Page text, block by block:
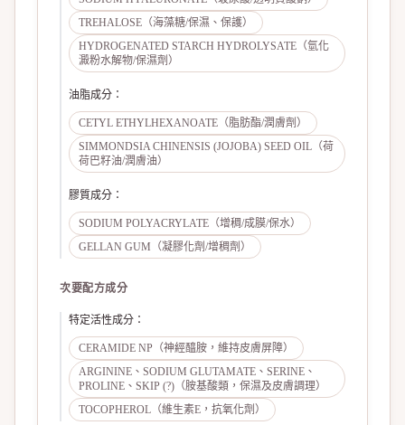
TREHALOSE（海藻糖/保濕、保護）
HYDROGENATED STARCH HYDROLYSATE（氫化
澱粉水解物/保濕劑）
油脂成分 ：
CETYL ETHYLHEXANOATE（脂肪酯/潤膚劑）
SIMMONDSIA CHINENSIS (JOJOBA) SEED OIL（荷
荷巴籽油/潤膚油）
膠質成分 ：
SODIUM POLYACRYLATE（增稠/成膜/保水）
GELLAN GUM（凝膠化劑/增稠劑）
次要配方成分
特定活性成分 ：
CERAMIDE NP（神經醯胺，維持皮膚屏障）
ARGININE、SODIUM GLUTAMATE、SERINE、
PROLINE、SKIP (?)（胺基酸類，保濕及皮膚調理）
TOCOPHEROL（維生素E，抗氧化劑）